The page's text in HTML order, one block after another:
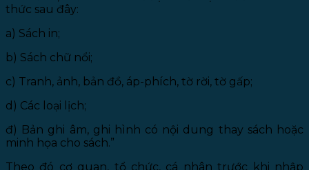
thức sau đây:
a) Sách in;
b) Sách chữ nổi;
c) Tranh, ảnh, bản đồ, áp-phích, tờ rời, tờ gấp;
d) Các loại lịch;
đ) Bản ghi âm, ghi hình có nội dung thay sách hoặc
minh họa cho sách.”
Theo đó cơ quan, tổ chức, cá nhân trước khi nhập